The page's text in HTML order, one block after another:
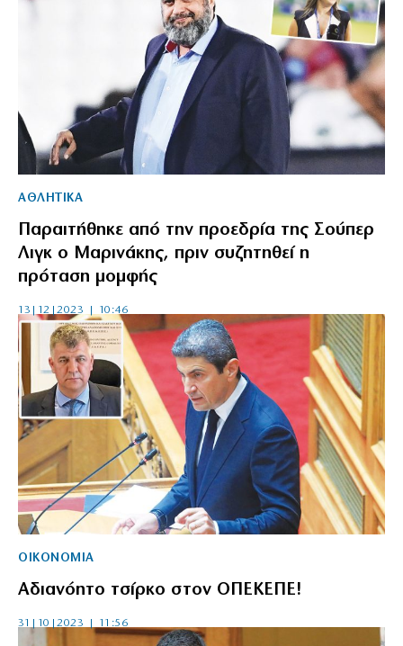
ΑΘΛΗΤΙΚΑ
Παραιτήθηκε από την προεδρία της Σούπερ
Λιγκ ο Μαρινάκης, πριν συζητηθεί η
πρόταση μομφής
13|12|2023 | 10:46
ΟΙΚΟΝΟΜΙΑ
Αδιανόητο τσίρκο στον ΟΠΕΚΕΠΕ!
31|10|2023 | 11:56